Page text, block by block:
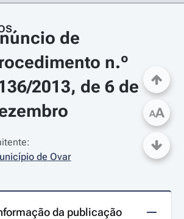
de
n.º
2013, de 6 de
de Ovar
da publicação
AA